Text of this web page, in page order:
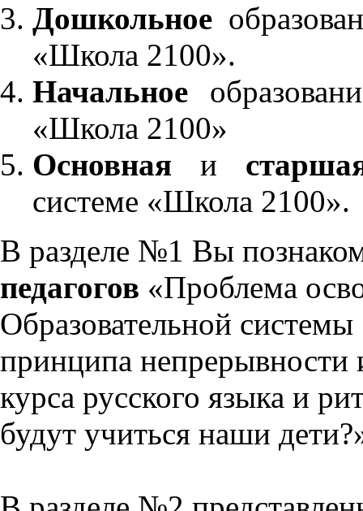
Дошкольное
«Школа 2100».
Начальное
«Школа 2100»
Основнаяи
системе «Школа 2100».
В разделе №1 Вы
педагогов «Проблема
Образовательной
принципа непрерывности
курса русского языка и
будут учиться наши